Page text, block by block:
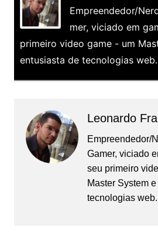
Empreendedor/
mer, viciado em
primeiro video game - um
entusiasta de tecnologias web.
Leonardo
Empreendedor/
Gamer, viciado
seu primeiro
Master System
tecnologias web.